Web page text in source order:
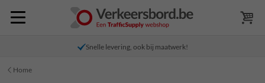
Snelle levering, ook bij maatwerk!
Home